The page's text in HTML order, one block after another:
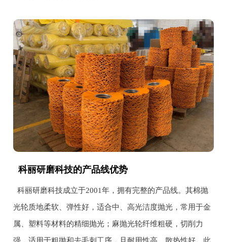
科丽研磨科技的产品线优势
科丽研磨科技成立于2001年，拥有完整的产品线。其棉抛
光轮质地柔软、弹性好，适合中、高光洁度抛光，常用于金
属、塑料等材料的精细抛光；麻抛光轮纤维粗硬，切削力